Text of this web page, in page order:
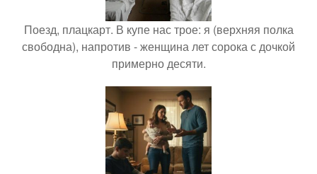
Поезд, плацкарт. В купе нас трое: я (верхняя полка
свободна), напротив - женщина лет сорока с дочкой
примерно десяти.